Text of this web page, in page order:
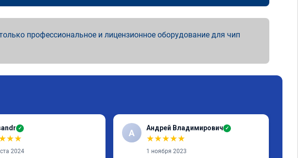
профессиональное и лицензионное оборудование для чип
✓
★★
2024
А Андрей Владимирович ✓
★★★★★
1 ноября 2023